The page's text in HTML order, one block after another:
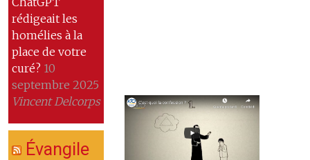
rédigeait les
homélies à la
place de votre
curé? 10
septembre 2025
Vincent Delcorps
Évangile